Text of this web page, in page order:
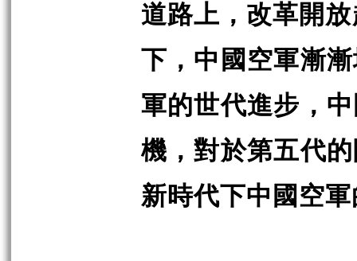
道路上，改革開
下，中國空軍漸
軍的世代進步，
機，對於第五代
新時代下中國空